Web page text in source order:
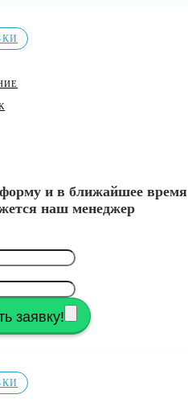
и в ближайшее время
наш менеджер
заявку!